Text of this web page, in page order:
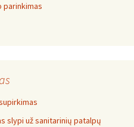
parinkimas
slypi už sanitarinių patalpų